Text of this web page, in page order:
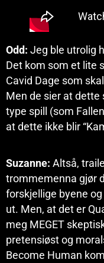
Odd: Jeg ble utrolig
Det kom som et lite
Cavid Dage som
Men de sier at
type spill (som
at dette ikke blir
Suzanne: Altså,
trommemenna gjør
forskjellige byene
ut. Men, at det er
meg MEGET
pretensiøst og
Become Human